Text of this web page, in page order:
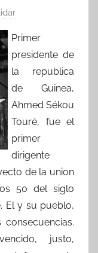
Primer
presidente de
la republica
de Guinea,
Ahmed Sékou
Touré, fue el
primer
dirigente
de la union
50 del siglo
El y su pueblo,
justo,